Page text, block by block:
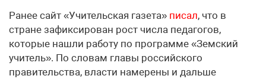
Ранее сайт «Учительская газета» писал, что в
стране зафиксирован рост числа педагогов,
которые нашли работу по программе «Земский
учитель». По словам главы российского
правительства, власти намерены и дальше